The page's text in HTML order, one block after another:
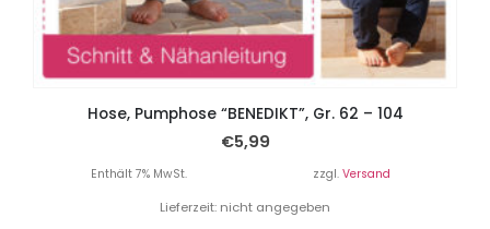
Hose, Pumphose “BENEDIKT”, Gr. 62 – 104
€5,99
Enthält 7% MwSt. zzgl. Versand
Lieferzeit: nicht angegeben